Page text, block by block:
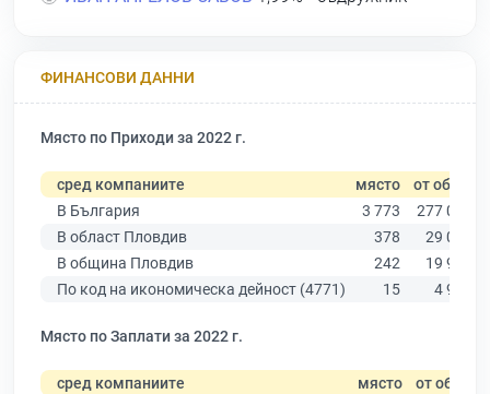
ФИНАНСОВИ ДАННИ
Място по Приходи за 2022 г.
сред компаниите място от общо
В България
3 773
277 019
В област Пловдив
378
29 067
В община Пловдив
242
19 939
По код на икономическа дейност (4771)
15 4 978
Място по Заплати за 2022 г.
сред компаниите място от общо